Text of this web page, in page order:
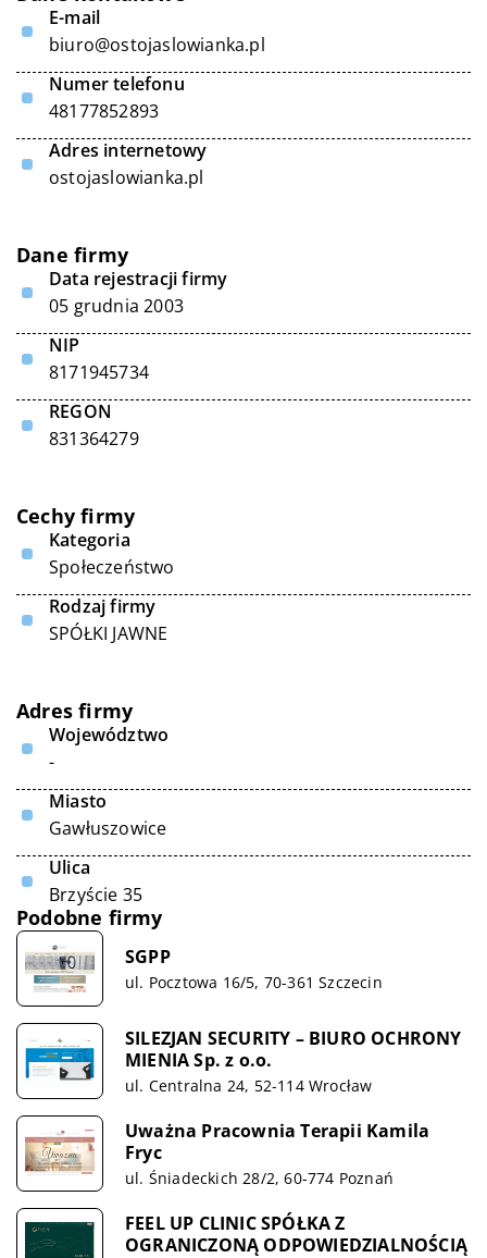
E-mail
biuro@ostojaslowianka.pl
Numer telefonu
48177852893
Adres internetowy
ostojaslowianka.pl
Dane firmy
Data rejestracji firmy
05 grudnia 2003
NIP
8171945734
REGON
831364279
Cechy firmy
Kategoria
Społeczeństwo
Rodzaj firmy
SPÓŁKI JAWNE
Adres firmy
Województwo
-
Miasto
Gawłuszowice
Ulica
Brzyście 35
Podobne firmy
SGPP
ul. Pocztowa 16/5, 70-361 Szczecin
SILEZJAN SECURITY – BIURO OCHRONY
MIENIA Sp. z o.o.
ul. Centralna 24, 52-114 Wrocław
Uważna Pracownia Terapii Kamila
Fryc
ul. Śniadeckich 28/2, 60-774 Poznań
FEEL UP CLINIC SPÓŁKA Z
OGRANICZONĄ ODPOWIEDZIALNOŚCIĄ